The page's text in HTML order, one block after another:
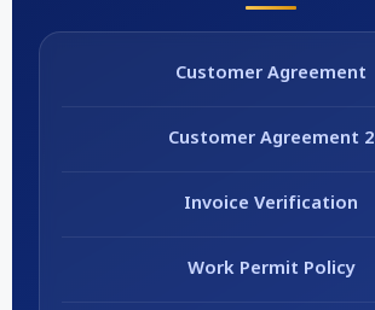
Customer Agreement
Customer Agreement 2
Invoice Verification
Work Permit Policy